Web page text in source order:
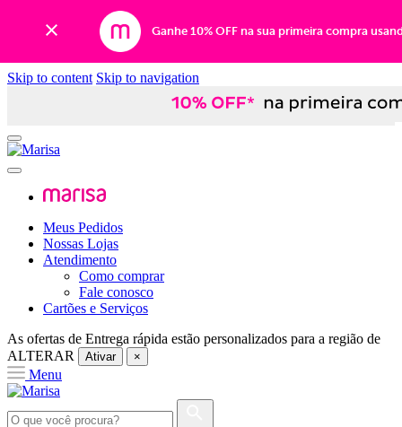
Ganhe 10% OFF na sua primeira compra
Skip to content Skip to navigation
Meus Pedidos
Nossas Lojas
Atendimento
Como comprar
Fale conosco
Cartões e Serviços
As ofertas de Entrega rápida estão personalizados para a região de
ALTERAR
Ativar ×
Menu